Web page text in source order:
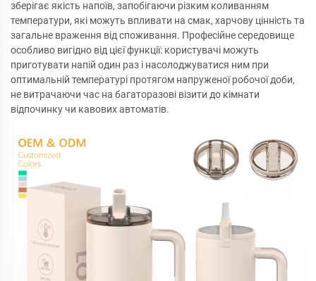
зберігає якість напоїв, запобігаючи різким коливанням
температури, які можуть впливати на смак, харчову цінність та
загальне враження від споживання. Професійне середовище
особливо вигідно від цієї функції: користувачі можуть
приготувати напій один раз і насолоджуватися ним при
оптимальній температурі протягом напруженої робочої доби,
не витрачаючи час на багаторазові візити до кімнати
відпочинку чи кавових автоматів.